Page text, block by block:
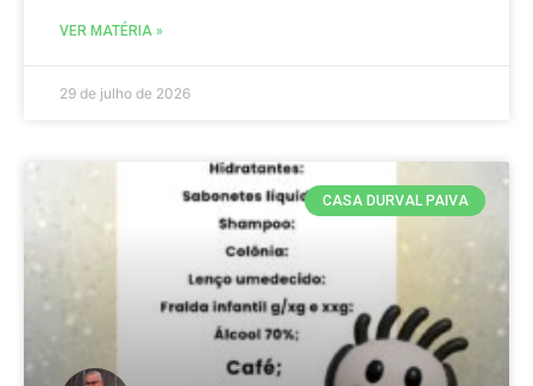
VER MATÉRIA »
29 de julho de 2026
CASA DURVAL PAIVA